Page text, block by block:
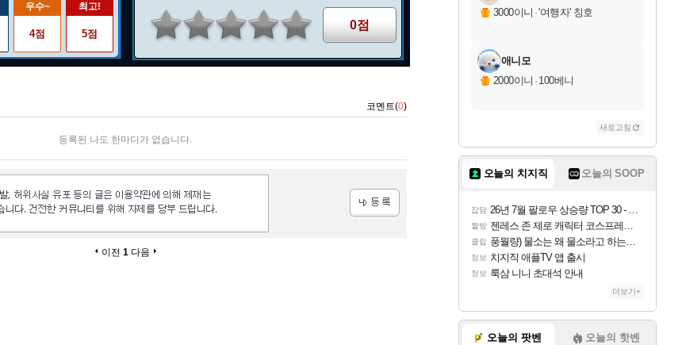
우수~
4점
최고!
5점
0점
코멘트(0)
등록된 나도 한마디가 없습니다.
이전 1 다음
3000이니 ·'여행자' 칭호
애니모
2000이니 · 100베니
새로고침
오늘의 치지직 오늘의 SOOP
잡담 26년 7월 팔로우 상승량 TOP 30 - 월간 치지직
짤방 젠레스 존 제로 캐릭터 코스프레한 꽁주
클립 풍월량) 물소는 왜 물소라고 하는거야? 아! 그만 ㅋㅋ
정보 치지직 애플TV 앱 출시
정보 룩삼 니니 초대석 안내
더보기+
오늘의 팟벤 오늘의 핫벤